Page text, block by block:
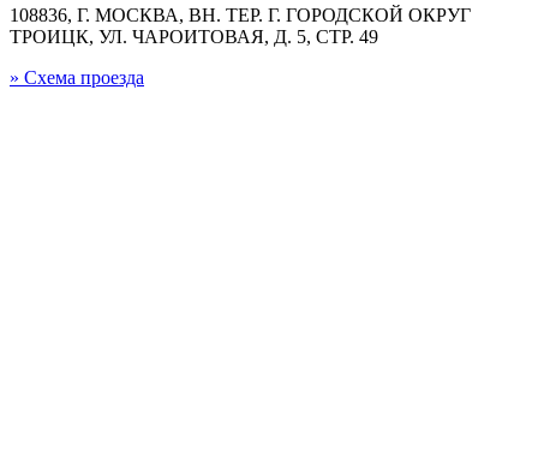
108836, Г. МОСКВА, ВН. ТЕР. Г. ГОРОДСКОЙ ОКРУГ
ТРОИЦК, УЛ. ЧАРОИТОВАЯ, Д. 5, СТР. 49
» Схема проезда